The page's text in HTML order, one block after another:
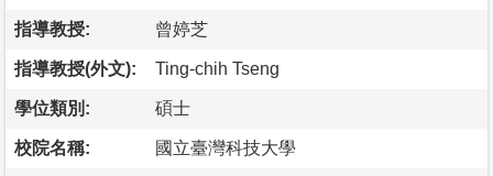
指導教授: 曾婷芝
指導教授(外文): Ting-chih Tseng
學位類別: 碩士
校院名稱: 國立臺灣科技大學